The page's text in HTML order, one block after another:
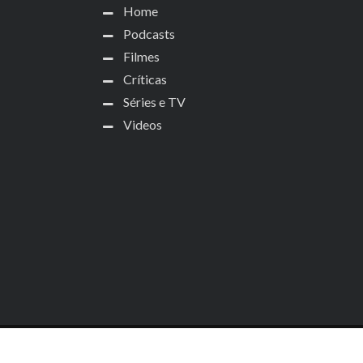
Home
Podcasts
Filmes
Críticas
Séries e TV
Videos